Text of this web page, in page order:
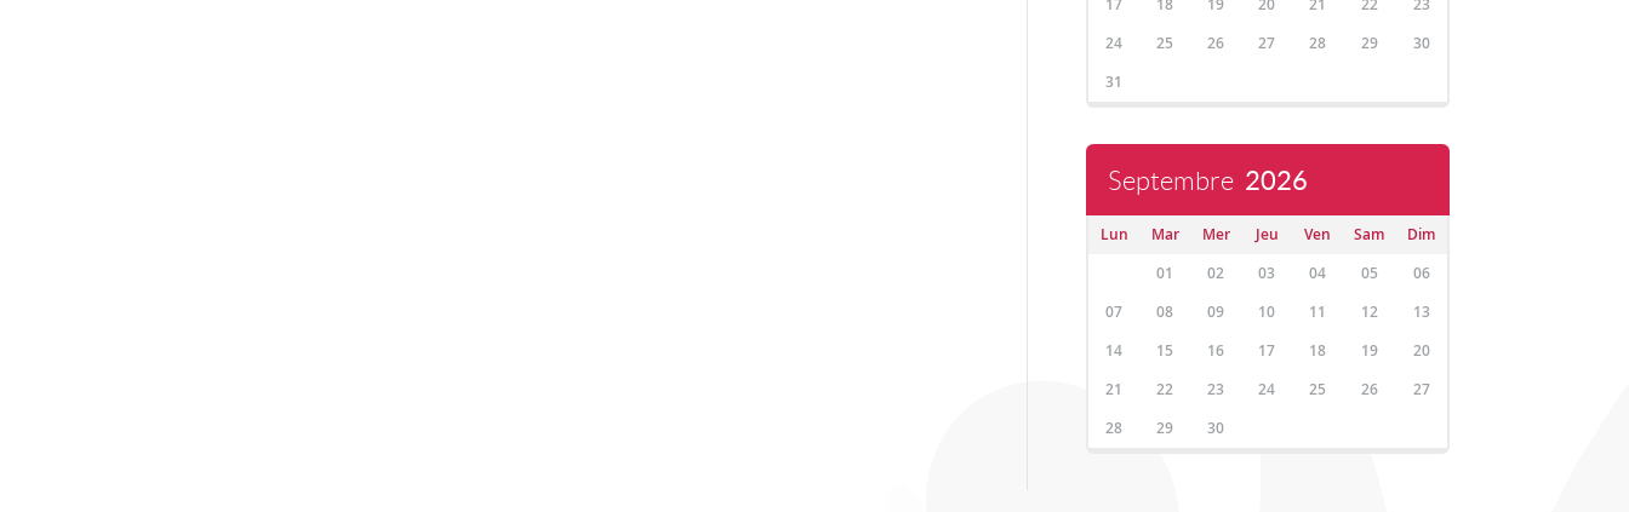
17
18 19 20 21 22
23
24
25 26 27 28 29
30
31
Septembre 2026
Lun Mar Mer Jeu Ven Sam
Dim
01
02 03 04 05
06
07
08 09 10 11 12
13
14
15 16 17 18 19
20
21
22 23 24 25 26
27
28
29 30